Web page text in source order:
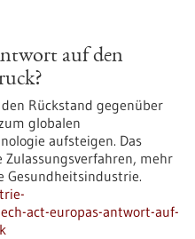
auf den
Rückstand gegenüber
globalen
aufsteigen. Das
mehr
Gesundheitsindustrie.
act-europas-antwort-auf-